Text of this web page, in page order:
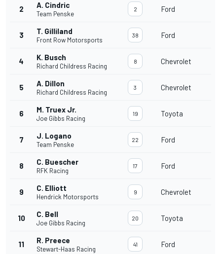
2 A. Cindric
Team Penske
2 Ford
3 T. Gilliland
Front Row Motorsports
38 Ford
4 K. Busch
Richard Childress Racing
8 Chevrolet
5 A. Dillon
Richard Childress Racing
3 Chevrolet
6 M. Truex Jr.
Joe Gibbs Racing
19 Toyota
7 J. Logano
Team Penske
22 Ford
8 C. Buescher
RFK Racing
17 Ford
9 C. Elliott
Hendrick Motorsports
9 Chevrolet
10 C. Bell
Joe Gibbs Racing
20 Toyota
11 R. Preece
Stewart-Haas Racing
41 Ford